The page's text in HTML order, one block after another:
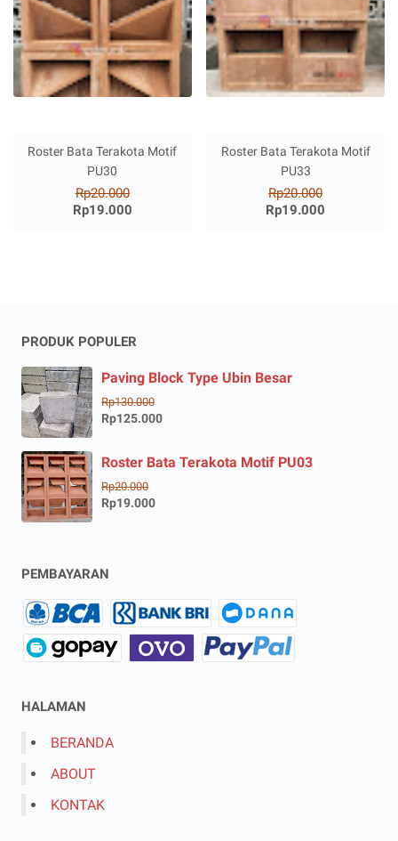
Roster Bata Terakota Motif
PU30
Rp20.000
Rp19.000
Roster Bata Terakota Motif
PU33
Rp20.000
Rp19.000
PRODUK POPULER
Paving Block Type Ubin Besar
Rp130.000
Rp125.000
Roster Bata Terakota Motif PU03
Rp20.000
Rp19.000
PEMBAYARAN
HALAMAN
BERANDA
ABOUT
KONTAK